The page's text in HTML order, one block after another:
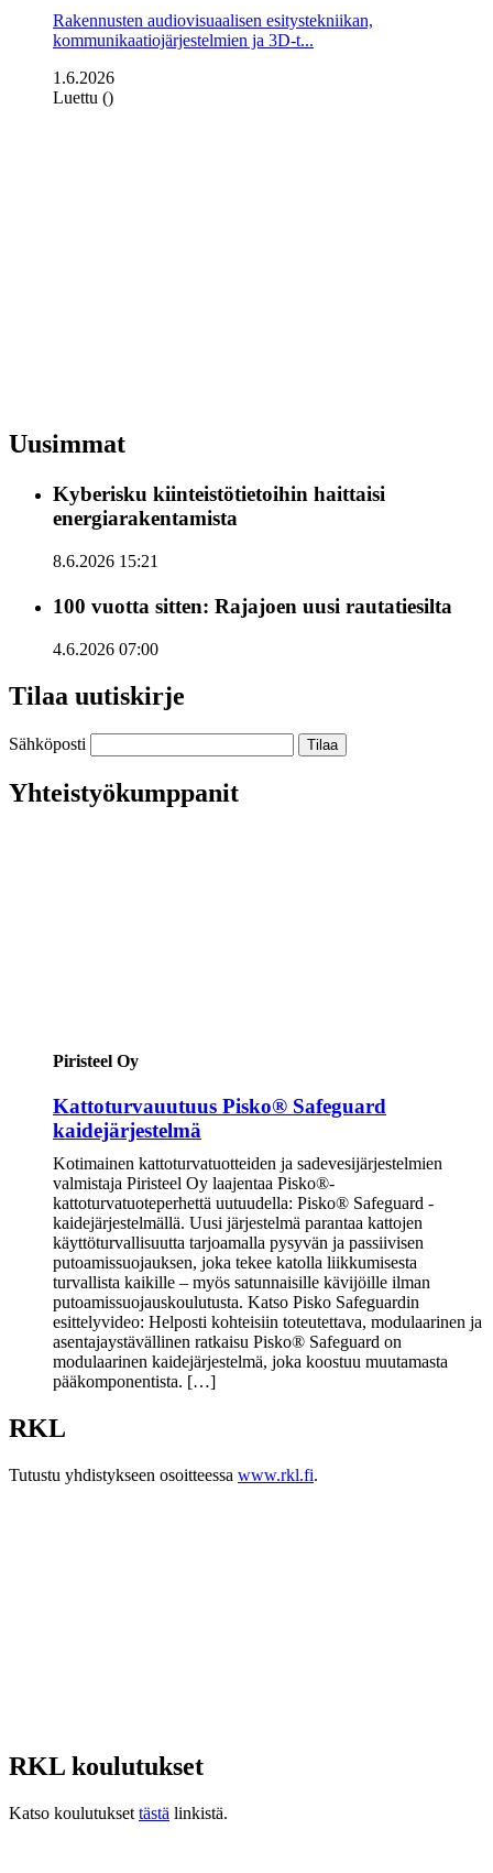
Rakennusten audiovisuaalisen esitystekniikan,
kommunikaatiojärjestelmien ja 3D-t...
1.6.2026
Luettu ()
Uusimmat
Kyberisku kiinteistötietoihin haittaisi
energiarakentamista
8.6.2026 15:21
100 vuotta sitten: Rajajoen uusi rautatiesilta
4.6.2026 07:00
Tilaa uutiskirje
Sähköposti
Yhteistyökumppanit
Piristeel Oy
Kattoturvauutuus Pisko® Safeguard
kaidejärjestelmä
Kotimainen kattoturvatuotteiden ja sadevesijärjestelmien
valmistaja Piristeel Oy laajentaa Pisko®-
kattoturvatuoteperhettä uutuudella: Pisko® Safeguard -
kaidejärjestelmällä. Uusi järjestelmä parantaa kattojen
käyttöturvallisuutta tarjoamalla pysyvän ja passiivisen
putoamissuojauksen, joka tekee katolla liikkumisesta
turvallista kaikille – myös satunnaisille kävijöille ilman
putoamissuojauskoulutusta. Katso Pisko Safeguardin
esittelyvideo: Helposti kohteisiin toteutettava, modulaarinen ja
asentajaystävällinen ratkaisu Pisko® Safeguard on
modulaarinen kaidejärjestelmä, joka koostuu muutamasta
pääkomponentista. […]
RKL
Tutustu yhdistykseen osoitteessa www.rkl.fi.
RKL koulutukset
Katso koulutukset tästä linkistä.